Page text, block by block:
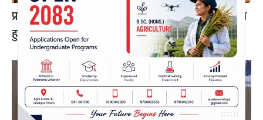
प्रतिनिधिसभाको आजको बैठकमा ४ वटा विधेयक प्रस्तुत
हुने